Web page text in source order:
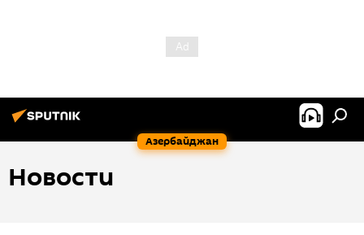
Азербайджан
Новости